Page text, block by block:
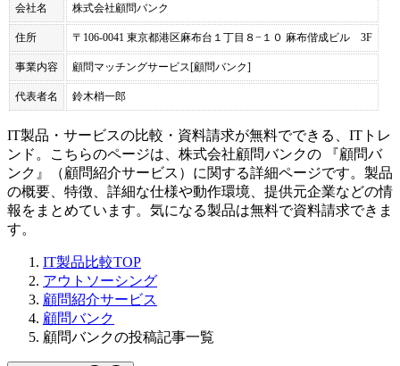
会社名 株式会社顧問バンク
住所 〒106-0041 東京都港区麻布台１丁目８−１０ 麻布偕成ビル 3F
事業内容 顧問マッチングサービス[顧問バンク]
代表者名 鈴木梢一郎
IT製品・サービスの比較・資料請求が無料でできる、ITトレ
ンド。こちらのページは、 株式会社顧問バンクの 『顧問バ
ンク 』（顧問紹介サービス ）に関する詳細ページです。製品
の概要、特徴、詳細な仕様や動作環境、提供元企業などの情
報をまとめています。気になる製品は無料で資料請求できま
す。
IT製品比較TOP
アウトソーシング
顧問紹介サービス
顧問バンク
顧問バンクの投稿記事一覧